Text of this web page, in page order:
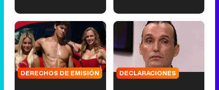
DERECHOS DE EMISIÓN DECLARACIONES